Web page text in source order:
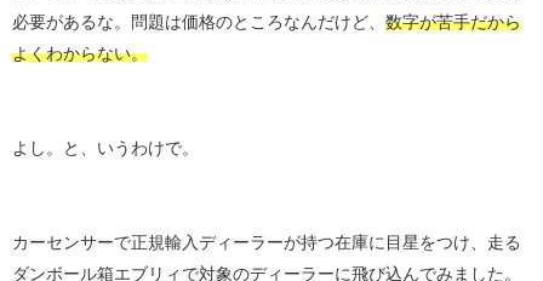
必要があるな。問題は価格のところなんだけど、 数字が苦手だから
よくわからない。
よし。と、いうわけで。
カーセンサーで正規輸入ディーラーが持つ在庫に目星をつけ、走る
ダンボール箱エブリィで対象のディーラーに飛び込んでみました。